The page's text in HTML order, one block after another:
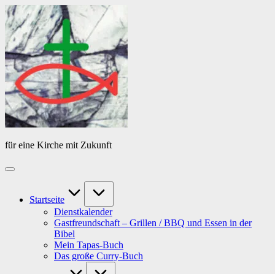
Skip
to
content
von
PfarrerB
für eine Kirche mit Zukunft
Startseite
Dienstkalender
Gastfreundschaft – Grillen / BBQ und Essen in der
Bibel
Mein Tapas-Buch
Das große Curry-Buch